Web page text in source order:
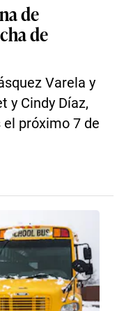
de
de
Varela y
y Cindy Díaz,
el próximo 7 de